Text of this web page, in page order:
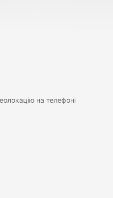
на телефоні